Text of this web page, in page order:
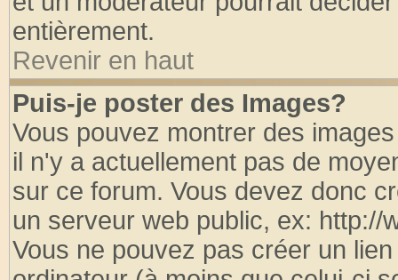
entièrement.
Revenir en haut
Puis-je poster des Images?
Vous pouvez montrer des
il n'y a actuellement pas de
sur ce forum. Vous devez donc
un serveur web public, ex: http://
Vous ne pouvez pas créer un